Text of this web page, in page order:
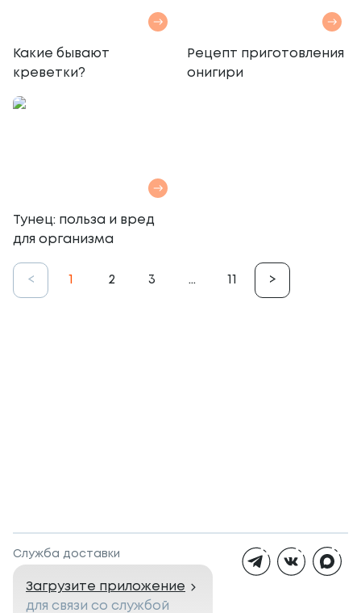
Какие бывают
креветки?
Рецепт приготовления
онигири
Тунец: польза и вред
для организма
< 1 2 3 ... 11 >
Служба доставки
Загрузите приложение
для связи со службой